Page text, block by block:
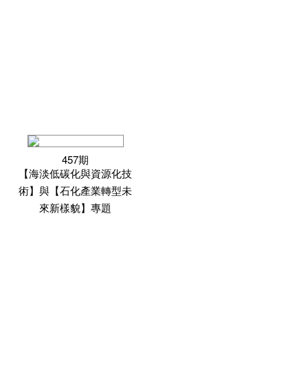
457期
【海淡低碳化與資源化技
術】與【石化產業轉型未
來新樣貌】專題